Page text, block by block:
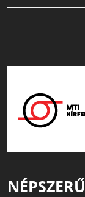
NÉPSZERŰ